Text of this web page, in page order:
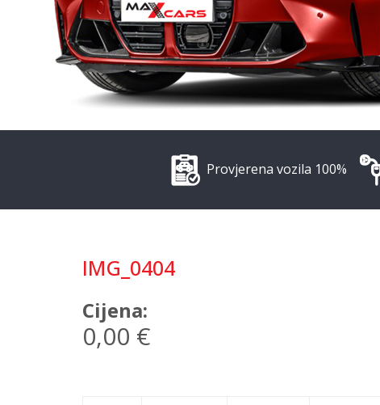
Provjerena vozila 100%
IMG_0404
Cijena:
0,00 €